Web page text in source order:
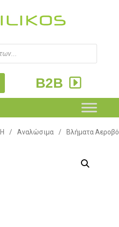
B2B
/ Αναλώσιμα / Βλήματα